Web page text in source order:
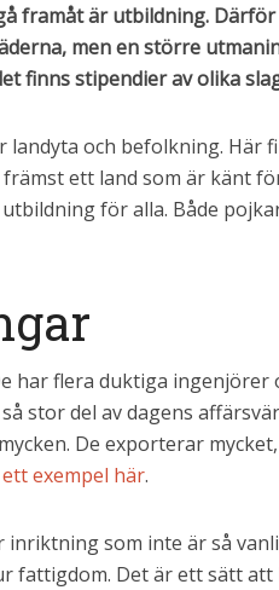
framåt är utbildning.
men en större
finns stipendier av olika
och befolkning.
ett land som är känt
för alla. Både
har flera duktiga
stor del av dagens
De exporterar
exempel här.
som inte är så
Det är ett sätt